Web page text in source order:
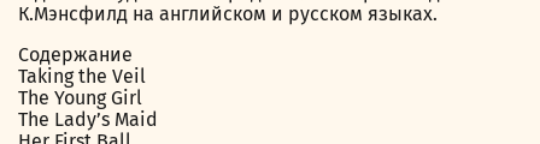
К.Мэнсфилд на английском и русском языках.
Содержание
Taking the Veil
The Young Girl
The Lady’s Maid